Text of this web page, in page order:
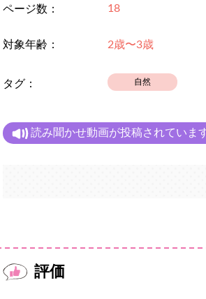
ページ数： 18
対象年齢： 2歳〜3歳
タグ： 自然
読み聞かせ動画が投稿されていま
評価